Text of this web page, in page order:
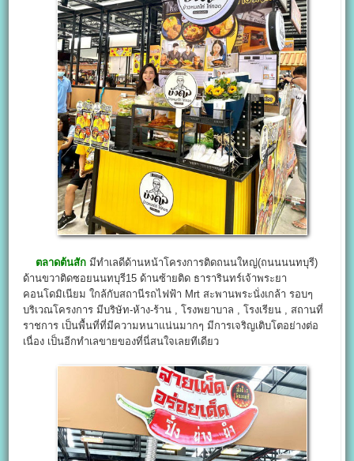
ตลาดต้นสัก มีทำเลดีด้านหน้าโครงการติดถนนใหญ่(ถนนนนทบุรี)
ด้านขวาติดซอยนนทบุรี15 ด้านซ้ายติด ธารารินทร์เจ้าพระยา
คอนโดมิเนียม ใกล้กับสถานีรถไฟฟ้า Mrt สะพานพระนั่งเกล้า รอบๆ
บริเวณโครงการ มีบริษัท-ห้าง-ร้าน , โรงพยาบาล , โรงเรียน , สถานที่
ราชการ เป็นพื้นที่ที่มีความหนาแน่นมากๆ มีการเจริญเติบโตอย่างต่อ
เนื่อง เป็นอีกทำเลขายของที่นี่สนใจเลยทีเดียว